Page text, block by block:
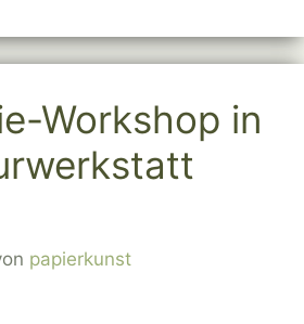
Workshop in
papierkunst